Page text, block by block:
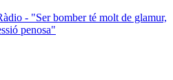
- "Ser bomber té molt de glamur,
penosa"